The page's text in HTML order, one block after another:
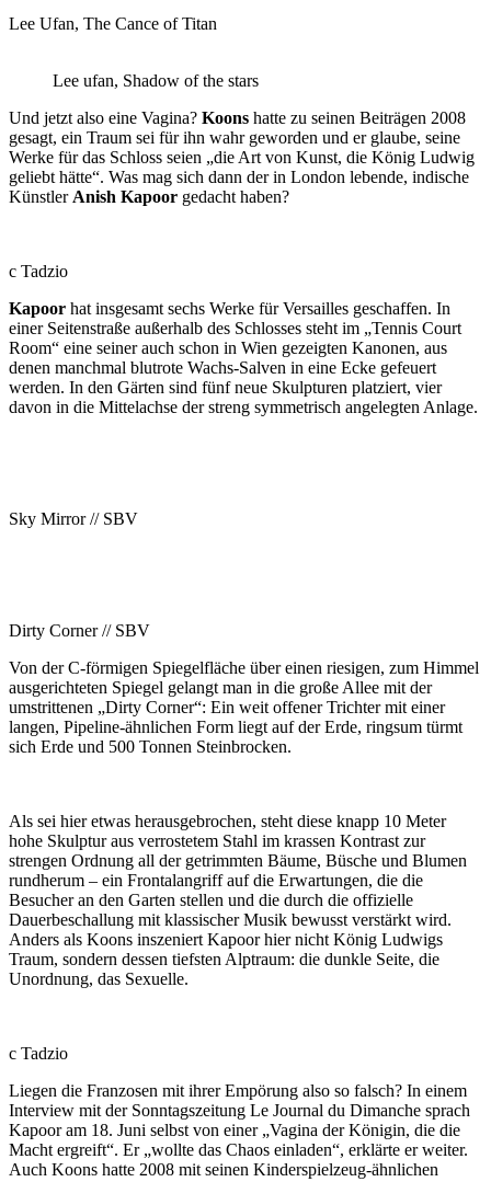
Lee Ufan, The Cance of Titan
Lee ufan, Shadow of the stars
Und jetzt also eine Vagina? Koons hatte zu seinen Beiträgen 2008
gesagt, ein Traum sei für ihn wahr geworden und er glaube, seine
Werke für das Schloss seien „die Art von Kunst, die König Ludwig
geliebt hätte“. Was mag sich dann der in London lebende, indische
Künstler Anish Kapoor gedacht haben?
c Tadzio
Kapoor hat insgesamt sechs Werke für Versailles geschaffen. In
einer Seitenstraße außerhalb des Schlosses steht im „Tennis Court
Room“ eine seiner auch schon in Wien gezeigten Kanonen, aus
denen manchmal blutrote Wachs-Salven in eine Ecke gefeuert
werden. In den Gärten sind fünf neue Skulpturen platziert, vier
davon in die Mittelachse der streng symmetrisch angelegten Anlage.
Sky Mirror // SBV
Dirty Corner // SBV
Von der C-förmigen Spiegelfläche über einen riesigen, zum Himmel
ausgerichteten Spiegel gelangt man in die große Allee mit der
umstrittenen „Dirty Corner“: Ein weit offener Trichter mit einer
langen, Pipeline-ähnlichen Form liegt auf der Erde, ringsum türmt
sich Erde und 500 Tonnen Steinbrocken.
Als sei hier etwas herausgebrochen, steht diese knapp 10 Meter
hohe Skulptur aus verrostetem Stahl im krassen Kontrast zur
strengen Ordnung all der getrimmten Bäume, Büsche und Blumen
rundherum – ein Frontalangriff auf die Erwartungen, die die
Besucher an den Garten stellen und die durch die offizielle
Dauerbeschallung mit klassischer Musik bewusst verstärkt wird.
Anders als Koons inszeniert Kapoor hier nicht König Ludwigs
Traum, sondern dessen tiefsten Alptraum: die dunkle Seite, die
Unordnung, das Sexuelle.
c Tadzio
Liegen die Franzosen mit ihrer Empörung also so falsch? In einem
Interview mit der Sonntagszeitung Le Journal du Dimanche sprach
Kapoor am 18. Juni selbst von einer „Vagina der Königin, die die
Macht ergreift“. Er „wollte das Chaos einladen“, erklärte er weiter.
Auch Koons hatte 2008 mit seinen Kinderspielzeug-ähnlichen